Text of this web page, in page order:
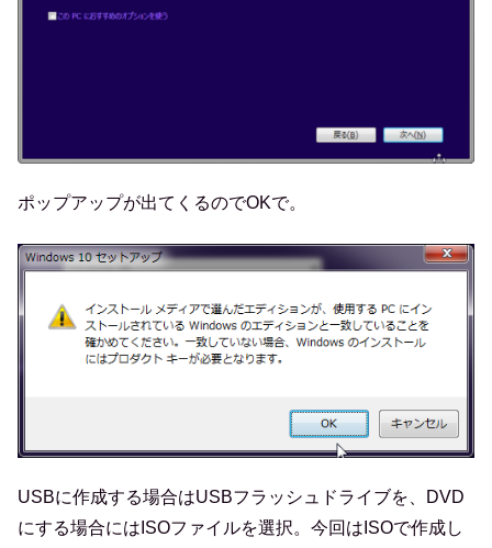
ポップアップが出てくるのでOKで。
USBに作成する場合はUSBフラッシュドライブを、DVD
にする場合にはISOファイルを選択。今回はISOで作成し